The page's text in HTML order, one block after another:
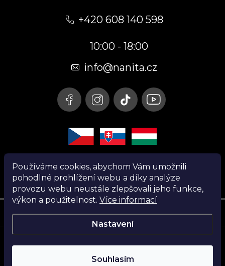
Používáme cookies, abychom Vám umožnili
pohodlné prohlížení webu a díky analýze
provozu webu neustále zlepšovali jeho funkce,
výkon a použitelnost. Více informací
Nastavení
Souhlasím
+420 608 140 598
10:00 - 18:00
info@nanita.cz
Instagram
Copyright 2026Nanita.cz. Všechna práva vyhrazena.